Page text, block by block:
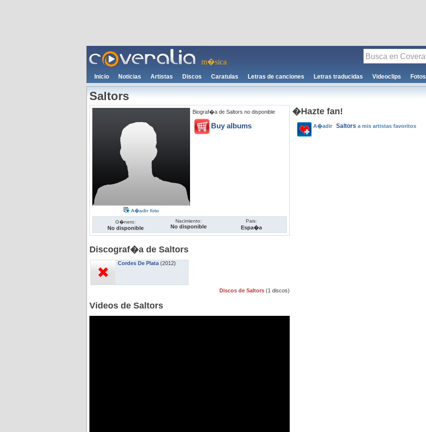
m�sica
Inicio Noticias Artistas Discos Caratulas Letras de canciones Letras traducidas Videoclips Fotos
Saltors
A�adir foto
Biograf�a de Saltors no disponible
Buy albums
G�nero:
No disponible
Nacimiento:
No disponible
Pais:
Espa�a
Discograf�a de Saltors
Cordes De Plata (2012)
Discos de Saltors (1 discos)
Videos de Saltors
�Hazte fan!
A�adir Saltors a mis artistas favoritos